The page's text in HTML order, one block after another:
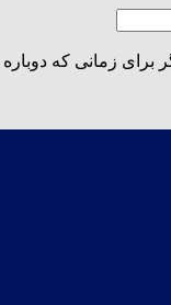
برای زمانی که